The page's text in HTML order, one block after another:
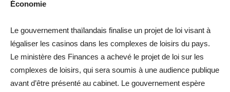
Économie
Le gouvernement thaïlandais finalise un projet de loi visant à
légaliser les casinos dans les complexes de loisirs du pays.
Le ministère des Finances a achevé le projet de loi sur les
complexes de loisirs, qui sera soumis à une audience publique
avant d’être présenté au cabinet. Le gouvernement espère